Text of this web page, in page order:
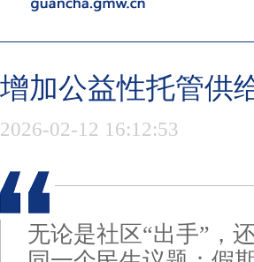
增加公益性托管供
2026-02-12 16:12:53
无论是社区“出手”，